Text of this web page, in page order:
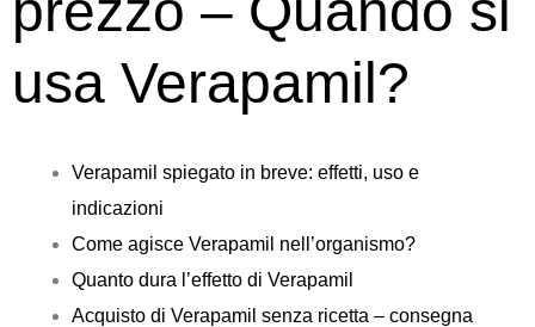
usa Verapamil?
Verapamil spiegato in breve: effetti, uso e
indicazioni
Come agisce Verapamil nell’organismo?
Quanto dura l’effetto di Verapamil
Acquisto di Verapamil senza ricetta – consegna